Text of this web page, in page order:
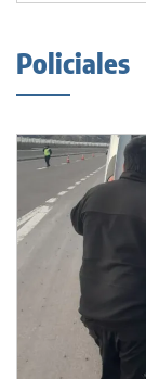
Policiales